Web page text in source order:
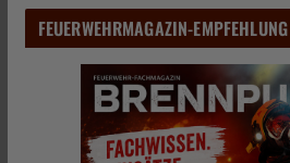
FEUERWEHRMAGAZIN-EMPFEHLUNG